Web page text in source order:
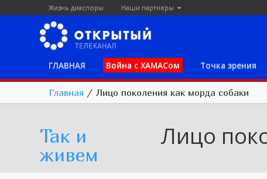
Жизнь диаспоры Наши партнеры
ГЛАВНАЯ Война с ХАМАСом Точка зрения
Главная / Лицо поколения как морда собаки
Так и
живем
Лицо